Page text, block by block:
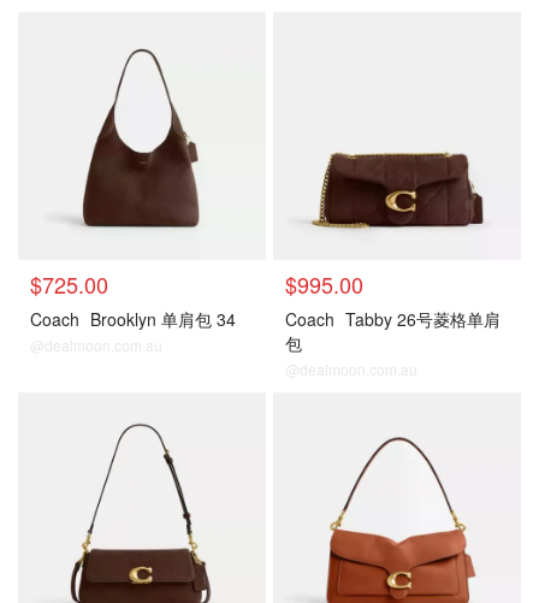
$725.00
Coach Brooklyn 单肩包 34
@dealmoon.com.au
$995.00
Coach Tabby 26号菱格单肩
包
@dealmoon.com.au